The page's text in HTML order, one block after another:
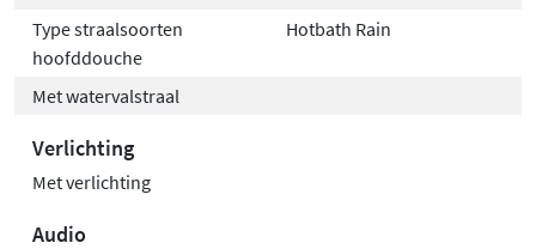
Type straalsoorten
hoofddouche
Hotbath Rain
Met watervalstraal
Verlichting
Met verlichting
Audio